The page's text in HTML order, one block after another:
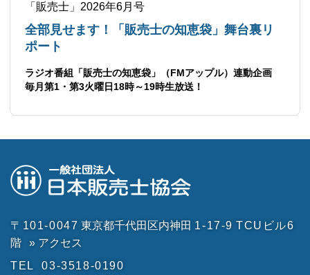
「販売士」2026年6月号
全部見せます！「販売士の知恵袋」舞台裏リ
ポート
ラジオ番組「販売士の知恵袋」（FMアップル）連動企画
毎月第1・第3火曜日18時～19時生放送！
〒101-0047 東京都千代田区内神田 1-17-9 TCUビル6
階
» アクセス
TEL
03-3518-0190